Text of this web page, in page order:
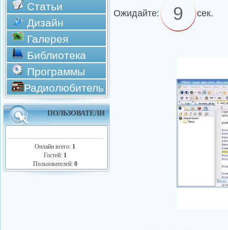
Статьи
Дизайн
Галерея
Библиотека
Программы
Радиолюбитель
ПОЛЬЗОВАТЕЛИ
Онлайн всего: 1
Гостей: 1
Пользователей: 0
Ожидайте: 8 сек.